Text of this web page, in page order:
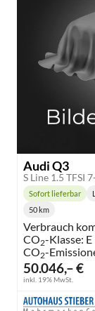
Audi Q3
S Line 1.5 TFSI
50.046,– €
inkl. 19% MwSt.
Lieferzeit:
Sofort lieferbar
50 km
Verbrauch
CO2-Klasse: E
CO2-